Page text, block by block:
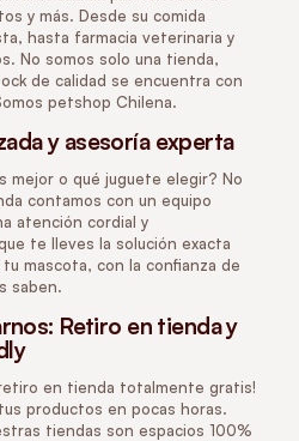
y más. Desde su comida
hasta farmacia veterinaria y
No somos solo una tienda,
de calidad se encuentra con
petshop Chilena.
y asesoría experta
mejor o qué juguete elegir? No
contamos con un equipo
atención cordial y
te lleves la solución exacta
mascota, con la confianza de
saben.
Retiro en tienda y
en tienda totalmente gratis!
productos en pocas horas.
tiendas son espacios 100%